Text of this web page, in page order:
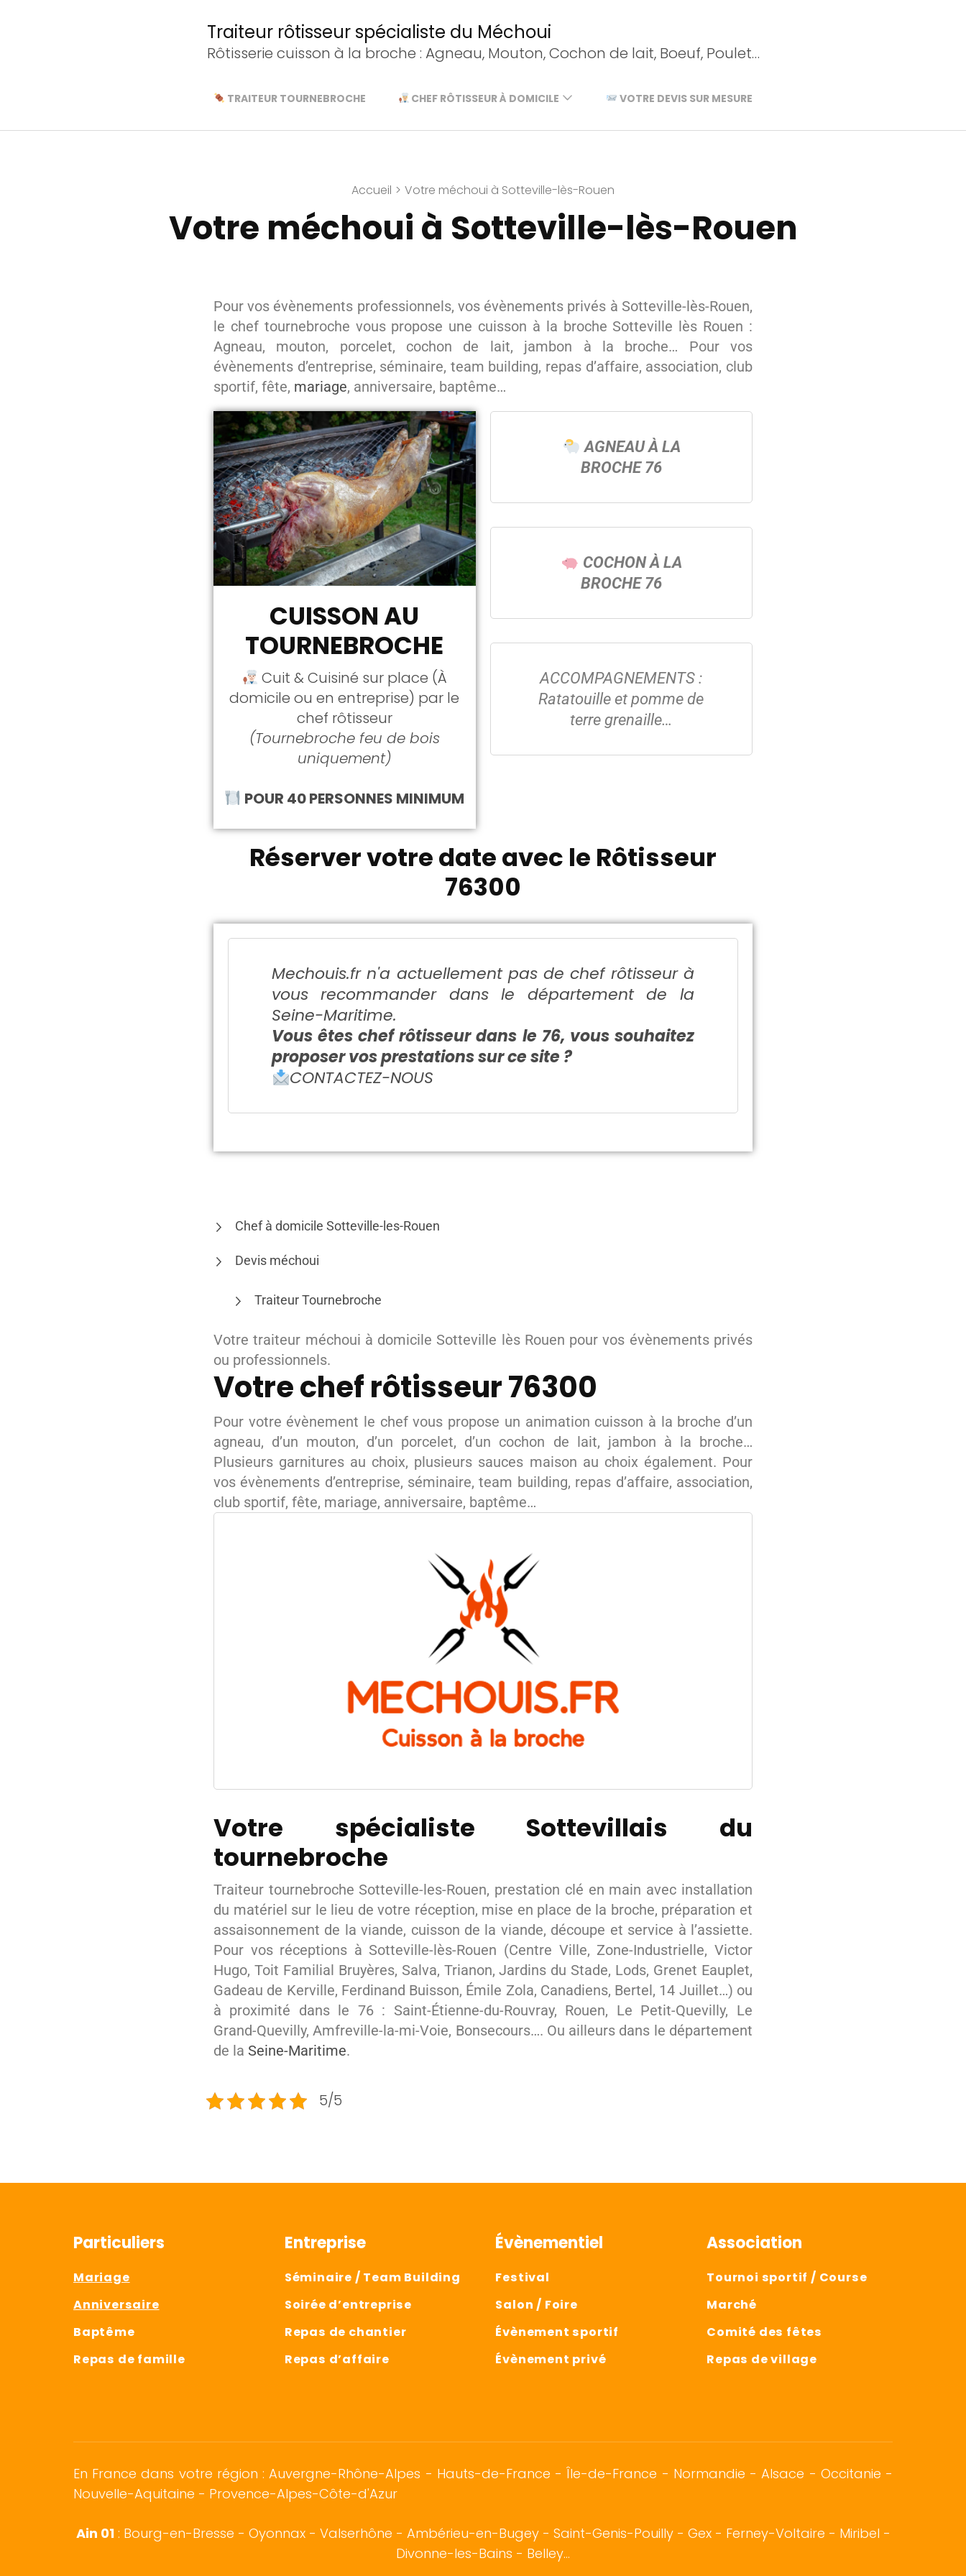
Traiteur rôtisseur spécialiste du Méchoui
Rôtisserie cuisson à la broche : Agneau, Mouton, Cochon de lait, Boeuf, Poulet…
TRAITEUR TOURNEBROCHE CHEF RÔTISSEUR À DOMICILE VOTRE DEVIS SUR MESURE
Accueil > Votre méchoui à Sotteville-lès-Rouen
Votre méchoui à Sotteville-lès-Rouen
Pour vos évènements professionnels, vos évènements privés à Sotteville-lès-Rouen,
le chef tournebroche vous propose une cuisson à la broche Sotteville lès Rouen :
Agneau, mouton, porcelet, cochon de lait, jambon à la broche… Pour vos
évènements d’entreprise, séminaire, team building, repas d’affaire, association, club
sportif, fête, mariage, anniversaire, baptême…
CUISSON AU
TOURNEBROCHE
Cuit & Cuisiné sur place (À
domicile ou en entreprise) par le
chef rôtisseur
(Tournebroche feu de bois
uniquement)
POUR 40 PERSONNES MINIMUM
AGNEAU À LA
BROCHE 76
COCHON À LA
BROCHE 76
ACCOMPAGNEMENTS :
Ratatouille et pomme de
terre grenaille…
Réserver votre date avec le Rôtisseur
76300
Mechouis.frn'a actuellement pas de chef rôtisseur à
vous recommander dans le département de la
Seine-Maritime.
Vous êtes chef rôtisseur dans le 76, vous souhaitez
proposer vos prestations sur ce site ?
CONTACTEZ-NOUS
Chef à domicile Sotteville-les-Rouen
Devis méchoui
Traiteur Tournebroche
Votre traiteur méchoui à domicile Sotteville lès Rouen pour vos évènements privés
ou professionnels.
Votre chef rôtisseur 76300
Pour votre évènement le chef vous propose un animation cuisson à la broche d’un
agneau, d’un mouton, d’un porcelet, d’un cochon de lait, jambon à la broche…
Plusieurs garnitures au choix, plusieurs sauces maison au choix également. Pour
vos évènements d’entreprise, séminaire, team building, repas d’affaire, association,
club sportif, fête, mariage, anniversaire, baptême…
Votre spécialiste Sottevillais du
tournebroche
Traiteur tournebroche Sotteville-les-Rouen, prestation clé en main avec installation
du matériel sur le lieu de votre réception, mise en place de la broche, préparation et
assaisonnement de la viande, cuisson de la viande, découpe et service à l’assiette.
Pour vos réceptions à Sotteville-lès-Rouen (Centre Ville, Zone-Industrielle, Victor
Hugo, Toit Familial Bruyères, Salva, Trianon, Jardins du Stade, Lods, Grenet Eauplet,
Gadeau de Kerville, Ferdinand Buisson, Émile Zola, Canadiens, Bertel, 14 Juillet…) ou
à proximité dans le 76 : Saint-Étienne-du-Rouvray, Rouen, Le Petit-Quevilly, Le
Grand-Quevilly, Amfreville-la-mi-Voie, Bonsecours…. Ou ailleurs dans le département
de la Seine-Maritime.
5/5
Particuliers
Mariage
Anniversaire
Baptême
Repas de famille
Entreprise
Séminaire / Team Building
Soirée d’entreprise
Repas de chantier
Repas d’affaire
Évènementiel
Festival
Salon / Foire
Évènement sportif
Évènement privé
Association
Tournoi sportif / Course
Marché
Comité des fêtes
Repas de village
En France dans votre région : Auvergne-Rhône-Alpes - Hauts-de-France - Île-de-France - Normandie -Alsace - Occitanie -
Nouvelle-Aquitaine - Provence-Alpes-Côte-d'Azur
Ain 01: Bourg-en-Bresse - Oyonnax- Valserhône - Ambérieu-en-Bugey - Saint-Genis-Pouilly - Gex- Ferney-Voltaire - Miribel -
Divonne-les-Bains - Belley...